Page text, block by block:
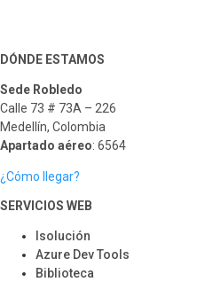
DÓNDE ESTAMOS
Sede Robledo
Calle 73 # 73A – 226
Medellín, Colombia
Apartado aéreo: 6564
¿Cómo llegar?
SERVICIOS WEB
Isolución
Azure Dev Tools
Biblioteca